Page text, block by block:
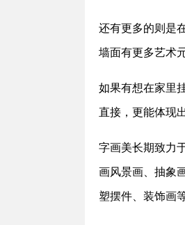
还有更多的则是
墙面有更多艺术
如果有想在家里
直接，更能体现
字画美长期致力
画风景画、抽象
塑摆件、装饰画